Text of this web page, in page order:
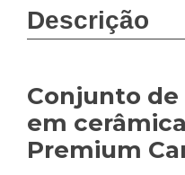
Descrição
Conjunto de
em
Premium